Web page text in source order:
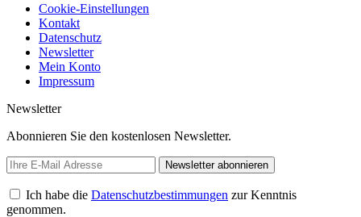
Cookie-Einstellungen
Kontakt
Datenschutz
Newsletter
Mein Konto
Impressum
Newsletter
Abonnieren Sie den kostenlosen Newsletter.
Newsletter abonnieren
Ich habe die Datenschutzbestimmungen zur Kenntnis
genommen.